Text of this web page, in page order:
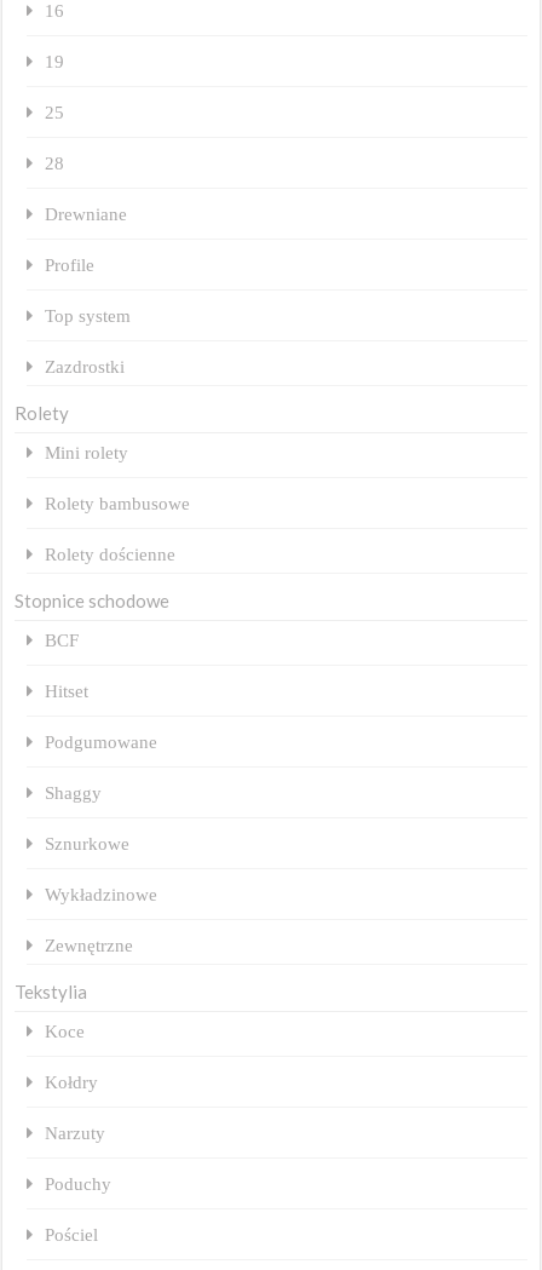
16
19
25
28
Drewniane
Profile
Top system
Zazdrostki
Rolety
Mini rolety
Rolety bambusowe
Rolety dościenne
Stopnice schodowe
BCF
Hitset
Podgumowane
Shaggy
Sznurkowe
Wykładzinowe
Zewnętrzne
Tekstylia
Koce
Kołdry
Narzuty
Poduchy
Pościel